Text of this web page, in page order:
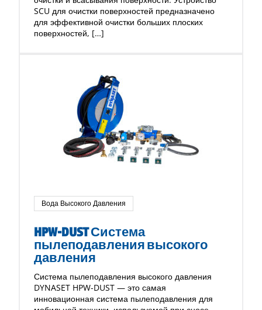
SCU для очистки поверхностей предназначено
для эффективной очистки больших плоских
поверхностей, […]
Вода Высокого Давления
HPW-DUST Система
пылеподавления высокого
давления
Система пылеподавления высокого давления
DYNASET HPW-DUST — это самая
инновационная система пылеподавления для